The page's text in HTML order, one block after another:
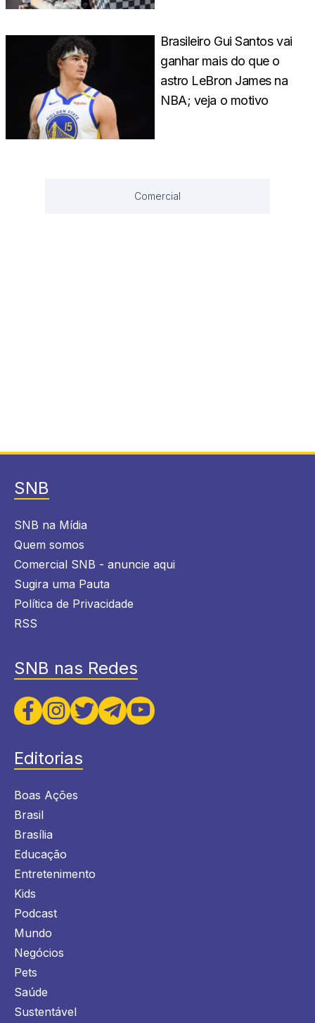
Brasileiro Gui Santos vai
ganhar mais do que o
astro LeBron James na
NBA; veja o motivo
Comercial
SNB
SNB na Mídia
Quem somos
Comercial SNB - anuncie aqui
Sugira uma Pauta
Política de Privacidade
RSS
SNB nas Redes
Editorias
Boas Ações
Brasil
Brasília
Educação
Entretenimento
Kids
Podcast
Mundo
Negócios
Pets
Saúde
Sustentável